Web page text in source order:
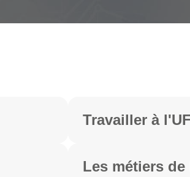
Travailler à
Les métiers